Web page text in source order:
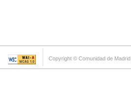
Copyright © Comunidad de Madrid.